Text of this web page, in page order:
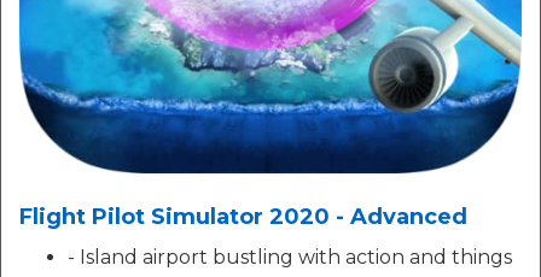
Flight Pilot Simulator 2020 - Advanced
- Island airport bustling with action and things